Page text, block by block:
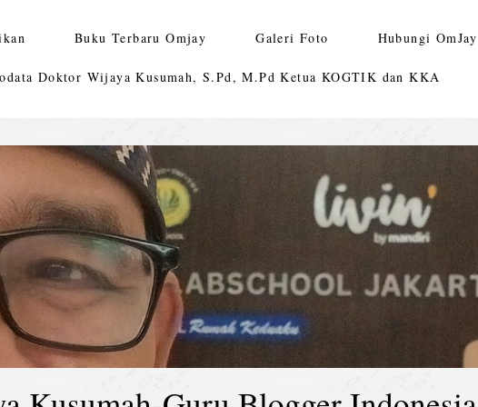
Buku Terbaru Omjay Galeri Foto Hubungi OmJay
Doktor Wijaya Kusumah, S.Pd, M.Pd Ketua KOGTIK dan KKA